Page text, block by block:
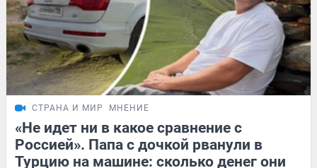
СТРАНА И МИР МНЕНИЕ
«Не идет ни в какое сравнение с
Россией». Папа с дочкой рванули в
Турцию на машине: сколько денег они